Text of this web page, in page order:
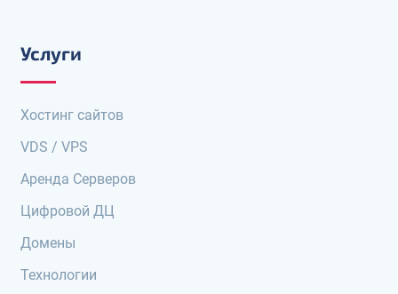
Услуги
Хостинг сайтов
VDS / VPS
Аренда Серверов
Цифровой ДЦ
Домены
Технологии